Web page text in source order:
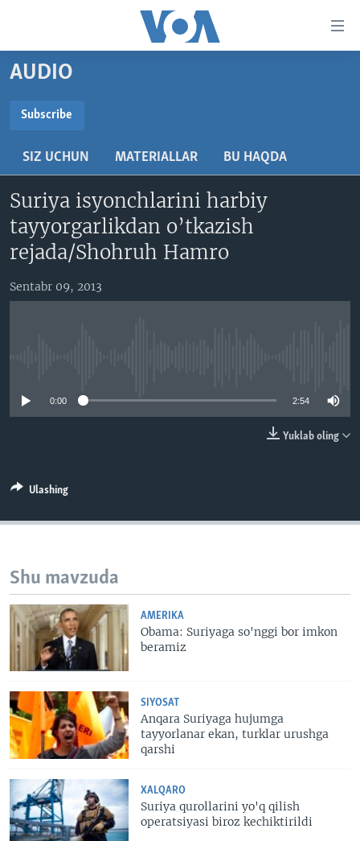
boring
Boshiga
Qidiruvga
AMERIKA
VATANDOSHLAR
MULTIMEDIA
AMERIKA MANZARALARI
XALQARO HAYOT
XABARLAR SURATLARDA
IJTIMOIY TARMOQLAR
FACEBOOK
TELEGRAM
INGLIZ TILI DARSLARI
AUDIO
Subscribe
SIZ UCHUN MATERIALLAR BU HAQDA
Suriya isyonchlarini harbiy
tayyorgarlikdan o’tkazish
rejada/Shohruh Hamro
Sentabr 09, 2013
0:00 2:54
Yuklab oling
Ulashing
Shu mavzuda
AMERIKA
Obama: Suriyaga so'nggi bor imkon
beramiz
SIYOSAT
Anqara Suriyaga hujumga
tayyorlanar ekan, turklar urushga
qarshi
XALQARO
Suriya qurollarini yo'q qilish
operatsiyasi biroz kechiktirildi